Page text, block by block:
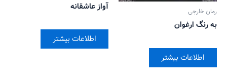
رمان خارجی
به رنگ ارغوان
اطلاعات بیشتر
آواز عاشقانه
اطلاعات بیشتر